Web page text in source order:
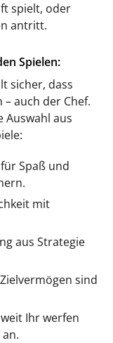
spielt, oder
antritt.
Spielen:
sicher, dass
auch der Chef.
Auswahl aus
Spaß und
mit
aus Strategie
sind
Ihr werfen